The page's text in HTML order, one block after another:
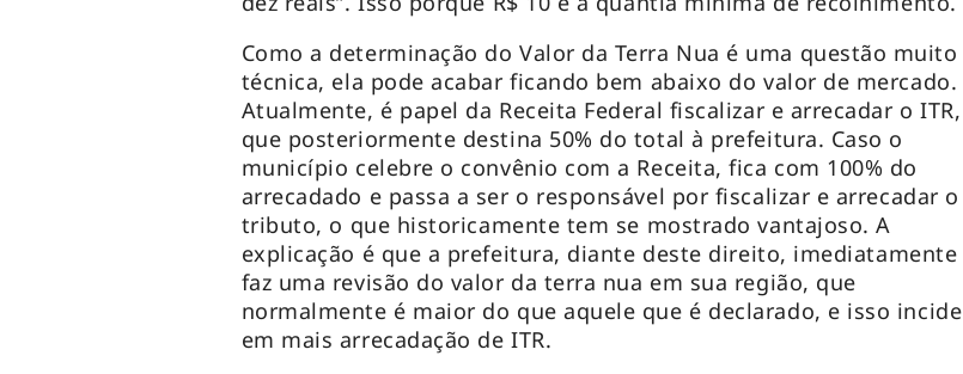
Como a determinação do Valor da Terra Nua é uma questão muito
técnica, ela pode acabar ficando bem abaixo do valor de mercado.
Atualmente, é papel da Receita Federal fiscalizar e arrecadar o ITR,
que posteriormente destina 50% do total à prefeitura. Caso o
município celebre o convênio com a Receita, fica com 100% do
arrecadado e passa a ser o responsável por fiscalizar e arrecadar o
tributo, o que historicamente tem se mostrado vantajoso. A
explicação é que a prefeitura, diante deste direito, imediatamente
faz uma revisão do valor da terra nua em sua região, que
normalmente é maior do que aquele que é declarado, e isso incide
em mais arrecadação de ITR.